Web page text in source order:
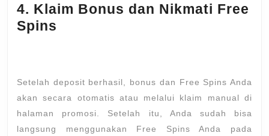
4. Klaim Bonus dan Nikmati Free
Spins
Setelah deposit berhasil, bonus dan Free Spins Anda
akan secara otomatis atau melalui klaim manual di
halaman promosi. Setelah itu, Anda sudah bisa
langsung menggunakan Free Spins Anda pada